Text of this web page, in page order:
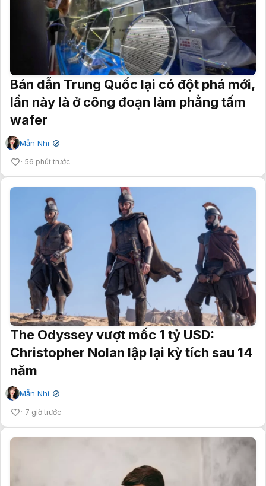
Bán dẫn Trung Quốc lại có đột phá mới,
lần này là ở công đoạn làm phẳng tấm
wafer
Mẫn Nhi ✔
56 phút trước
The Odyssey vượt mốc 1 tỷ USD:
Christopher Nolan lập lại kỳ tích sau 14
năm
Mẫn Nhi ✔
7 giờ trước